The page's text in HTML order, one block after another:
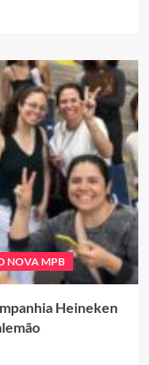
NOVA MPB
Heineken